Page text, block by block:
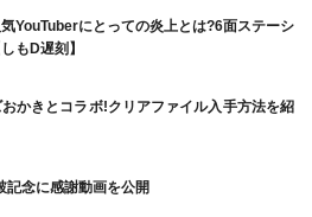
気YouTuberにとっての炎上とは?6面ステーシ
もD遅刻】
かきとコラボ!クリアファイル入手方法を紹
記念に感謝動画を公開